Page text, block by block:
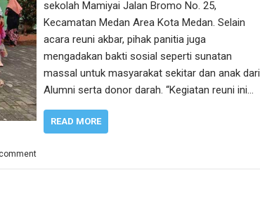
sekolah Mamiyai Jalan Bromo No. 25,
Kecamatan Medan Area Kota Medan. Selain
acara reuni akbar, pihak panitia juga
mengadakan bakti sosial seperti sunatan
massal untuk masyarakat sekitar dan anak dari
Alumni serta donor darah. “Kegiatan reuni ini…
READ MORE